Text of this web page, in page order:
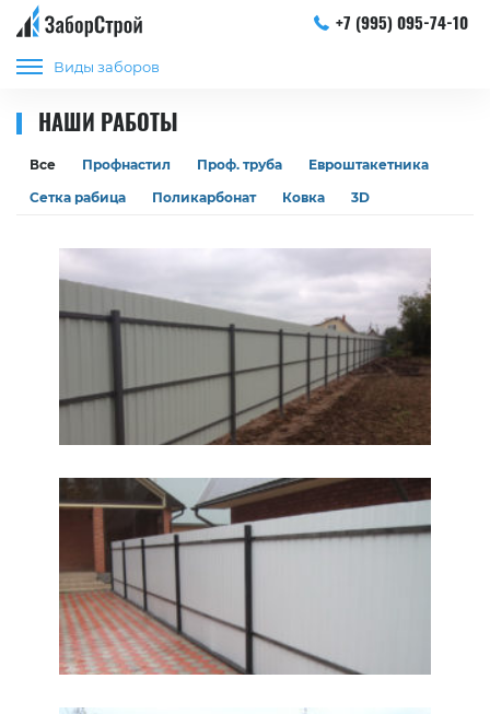
+7 (995) 095-74-10
Виды заборов
НАШИ РАБОТЫ
Все Профнастил Проф. труба
Евроштакетника
Сетка рабица
Поликарбонат Ковка 3D